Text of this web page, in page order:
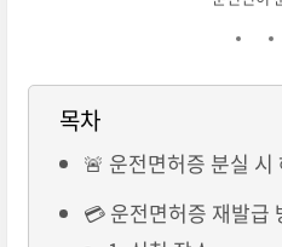
목차
🚨 운전면허증 분실 시
💳 운전면허증 재발급